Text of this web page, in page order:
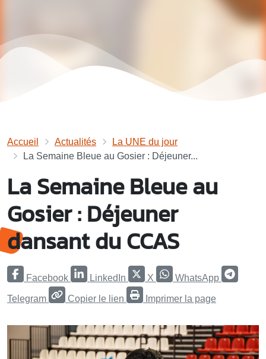
Accueil Actualités
La UNE du jour
La Semaine Bleue au Gosier : Déjeuner...
La Semaine Bleue au
Gosier : Déjeuner
dansant du CCAS
Facebook LinkedIn X WhatsApp
Telegram Copier le lien Imprimer la page